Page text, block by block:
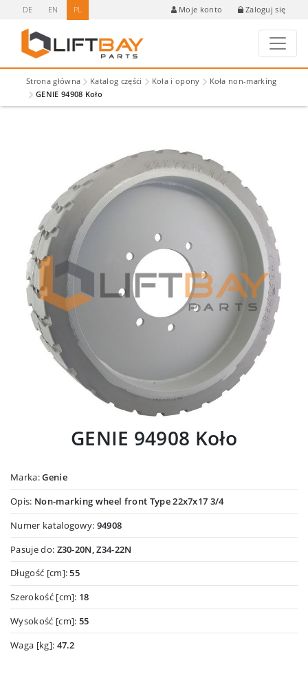
DE EN PL Moje konto Zaloguj się
Strona główna Katalog części Koła i opony
Koła non-marking
GENIE 94908 Koło
GENIE 94908 Koło
Marka:Genie
Opis: Non-marking wheel front Type 22x7x17 3/4
Numer katalogowy: 94908
Pasuje do: Z30-20N, Z34-22N
Długość [cm]:55
Szerokość [cm]: 18
Wysokość [cm]: 55
Waga [kg]: 47.2